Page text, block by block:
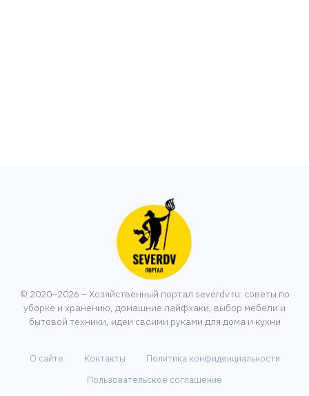
© 2020–2026 – Хозяйственный портал severdv.ru: советы по
уборке и хранению, домашние лайфхаки, выбор мебели и
бытовой техники, идеи своими руками для дома и кухни
О сайте Контакты
Политика конфиденциальности
Пользовательское соглашение